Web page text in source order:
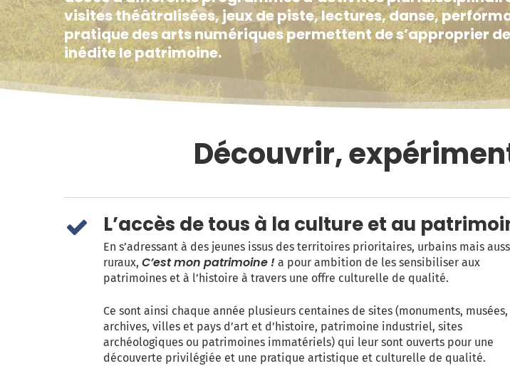
visites théâtralisées, jeux de piste, lectures, danse,
pratique des arts numériques permettent de s’approprier
inédite le patrimoine.
Découvrir,
L’accès de tous à la culture et au
En s’adressant à des jeunes issus des territoires prioritaires, urbains mais
ruraux,C’est mon patrimoine !a pour ambition de les sensibiliser aux
patrimoines et à l’histoire à travers une offre culturelle de qualité.
Ce sont ainsi chaque année plusieurs centaines de sites (monuments, musées,
archives, villes et pays d’art et d’histoire, patrimoine industriel, sites
archéologiques ou patrimoines immatériels) qui leur sont ouverts pour une
découverte privilégiée et une pratique artistique et culturelle de qualité.